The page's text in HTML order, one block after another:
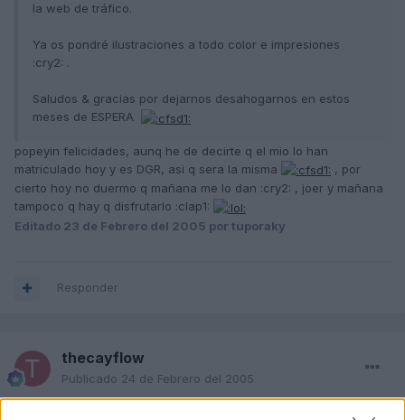
la web de tráfico.
Ya os pondré ilustraciones a todo color e impresiones
:cry2: .
Saludos & gracias por dejarnos desahogarnos en estos
meses de ESPERA
popeyin felicidades, aunq he de decirte q el mio lo han
matriculado hoy y es DGR, asi q sera la misma
, por
cierto hoy no duermo q mañana me lo dan :cry2: , joer y mañana
tampoco q hay q disfrutarlo :clap1:
Editado 23 de Febrero del 2005 por tuporaky
Responder
thecayflow
Publicado 24 de Febrero del 2005